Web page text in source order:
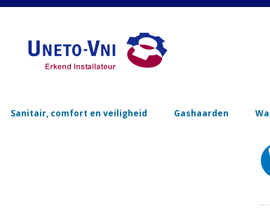
Sanitair, comfort en veiligheid Gashaarden